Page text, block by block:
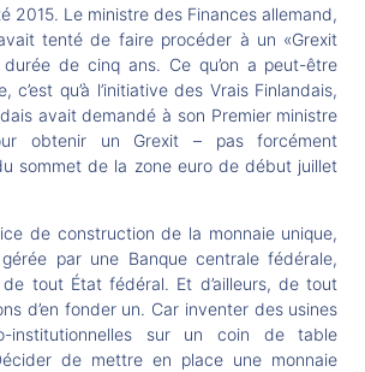
2015. Le ministre des Finances allemand,
tenté de faire procéder à un «Grexit
durée de cinq ans. Ce qu’on a peut-être
c’est qu’à l’initiative des Vrais Finlandais,
avait demandé à son Premier ministre
obtenir un Grexit – pas forcément
sommet de la zone euro de début juillet
de construction de la monnaie unique,
par une Banque centrale fédérale,
de tout État fédéral. Et d’ailleurs, de tout
d’en fonder un. Car inventer des usines
institutionnelles sur un coin de table
de mettre en place une monnaie